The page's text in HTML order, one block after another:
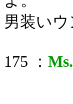
男装い
175 ：